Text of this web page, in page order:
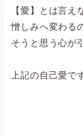
【愛】とは言え
憎しみへ変わる
そうと思う心が
上記の自己愛で